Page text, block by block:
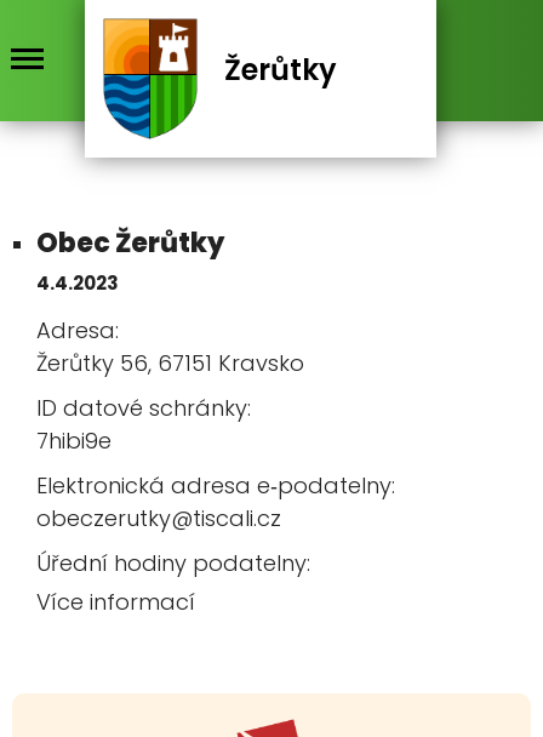
Žerůtky
Obec Žerůtky
4.4.2023
Adresa:
Žerůtky 56, 67151 Kravsko
ID datové schránky:
7hibi9e
Elektronická adresa e‑podatelny:
obeczerutky@tiscali.cz
Úřední hodiny podatelny:
Více informací